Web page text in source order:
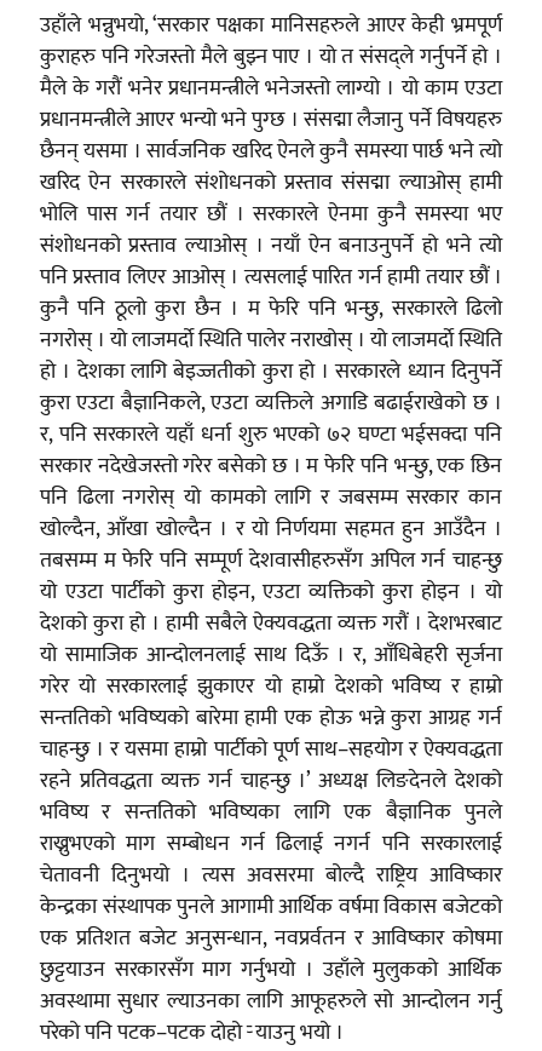
उहाँले भन्नुभयो, ‘सरकार पक्षका मानिसहरुले आएर केही भ्रमपूर्ण
कुराहरु पनि गरेजस्तो मैले बुझ्न पाए । यो त संसद्ले गर्नुपर्ने हो ।
मैले के गरौं भनेर प्रधानमन्त्रीले भनेजस्तो लाग्यो । यो काम एउटा
प्रधानमन्त्रीले आएर भन्यो भने पुग्छ । संसद्मा लैजानु पर्ने विषयहरु
छैनन् यसमा । सार्वजनिक खरिद ऐनले कुनै समस्या पार्छ भने त्यो
खरिद ऐन सरकारले संशोधनको प्रस्ताव संसद्मा ल्याओस् हामी
भोलि पास गर्न तयार छौं । सरकारले ऐनमा कुनै समस्या भए
संशोधनको प्रस्ताव ल्याओस् । नयाँ ऐन बनाउनुपर्ने हो भने त्यो
पनि प्रस्ताव लिएर आओस् । त्यसलाई पारित गर्न हामी तयार छौं ।
कुनै पनि ठूलो कुरा छैन । म फेरि पनि भन्छु, सरकारले ढिलो
नगरोस् । यो लाजमर्दो स्थिति पालेर नराखोस् । यो लाजमर्दाे स्थिति
हो । देशका लागि बेइज्जतीको कुरा हो । सरकारले ध्यान दिनुपर्ने
कुरा एउटा बैज्ञानिकले, एउटा व्यक्तिले अगाडि बढाईराखेको छ ।
र, पनि सरकारले यहाँ धर्ना शुरु भएको ७२ घण्टा भईसक्दा पनि
सरकार नदेखेजस्तो गरेर बसेको छ । म फेरि पनि भन्छु, एक छिन
पनि ढिला नगरोस् यो कामको लागि र जबसम्म सरकार कान
खोल्दैन, आँखा खोल्दैन । र यो निर्णयमा सहमत हुन आउँदैन ।
तबसम्म म फेरि पनि सम्पूर्ण देशवासीहरुसँग अपिल गर्न चाहन्छु
यो एउटा पार्टीको कुरा होइन, एउटा व्यक्तिको कुरा होइन । यो
देशको कुरा हो । हामी सबैले ऐक्यवद्धता व्यक्त गरौं । देशभरबाट
यो सामाजिक आन्दोलनलाई साथ दिऊँ । र, आँधिबेहरी सृर्जना
गरेर यो सरकारलाई झुकाएर यो हाम्रो देशको भविष्य र हाम्रो
सन्ततिको भविष्यको बारेमा हामी एक होऊ भन्ने कुरा आग्रह गर्न
चाहन्छु । र यसमा हाम्रो पार्टीको पूर्ण साथ–सहयोग र ऐक्यवद्धता
रहने प्रतिवद्धता व्यक्त गर्न चाहन्छु ।’ अध्यक्ष लिङदेनले देशको
भविष्य र सन्ततिको भविष्यका लागि एक बैज्ञानिक पुनले
राख्नुभएको माग सम्बोधन गर्न ढिलाई नगर्न पनि सरकारलाई
चेतावनी दिनुभयो । त्यस अवसरमा बोल्दै राष्ट्रिय आविष्कार
केन्द्रका संस्थापक पुनले आगामी आर्थिक वर्षमा विकास बजेटको
एक प्रतिशत बजेट अनुसन्धान, नवप्रर्वतन र आविष्कार कोषमा
छुट्टयाउन सरकारसँग माग गर्नुभयो । उहाँले मुलुकको आर्थिक
अवस्थामा सुधार ल्याउनका लागि आफूहरुले सो आन्दोलन गर्नु
परेको पनि पटक–पटक दोहो र्‍ याउनु भयो ।